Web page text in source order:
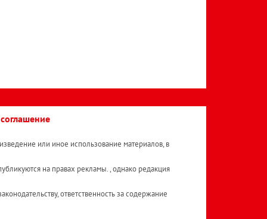
или иное использование материалов, в
на правах рекламы. , однако редакция
ответственность за содержание